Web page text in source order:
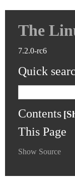
The
7.2.0-rc6
Quick
Contents
This Page
Show Source